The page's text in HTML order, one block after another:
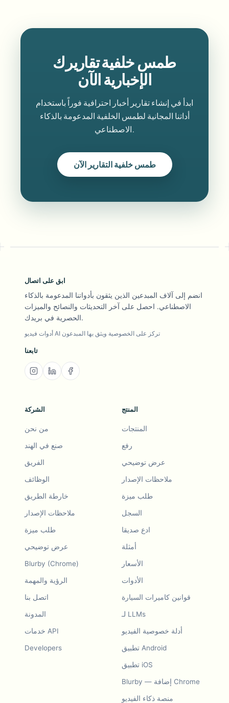
طمس خلفية تقاريرك
الإخبارية الآن
ابدأ في إنشاء تقارير أخبار احترافية فوراً باستخدام
أداتنا المجانية لطمس الخلفية المدعومة بالذكاء
الاصطناعي.
طمس خلفية التقارير الآن
ابق على اتصال
انضم إلى آلاف المبدعين الذين يثقون بأدواتنا المدعومة بالذكاء
الاصطناعي. احصل على آخر التحديثات والنصائح والميزات
الحصرية في بريدك.
أدوات فيديو AI تركز على الخصوصية ويثق بها المبدعون
تابعنا
الشركة
من نحن
صنع في الهند
الفريق
الوظائف
خارطة الطريق
ملاحظات الإصدار
طلب ميزة
عرض توضيحي
Blurby (Chrome)
الرؤية والمهمة
اتصل بنا
المدونة
خدمات API
Developers
المنتج
المنتجات
رفع
عرض توضيحي
ملاحظات الإصدار
طلب ميزة
السجل
ادع صديقا
أمثلة
الأسعار
الأدوات
قوانين كاميرات السيارة
لـ LLMs
أدلة خصوصية الفيديو
تطبيق Android
تطبيق iOS
Blurby — إضافة Chrome
منصة ذكاء الفيديو